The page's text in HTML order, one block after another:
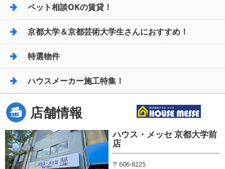
ペット相談OKの賃貸！
京都大学＆京都芸術大学生さんにおすすめ！
特選物件
ハウスメーカー施工特集！
店舗情報
ハウス・メッセ 京都大学前
店
〒606-8225